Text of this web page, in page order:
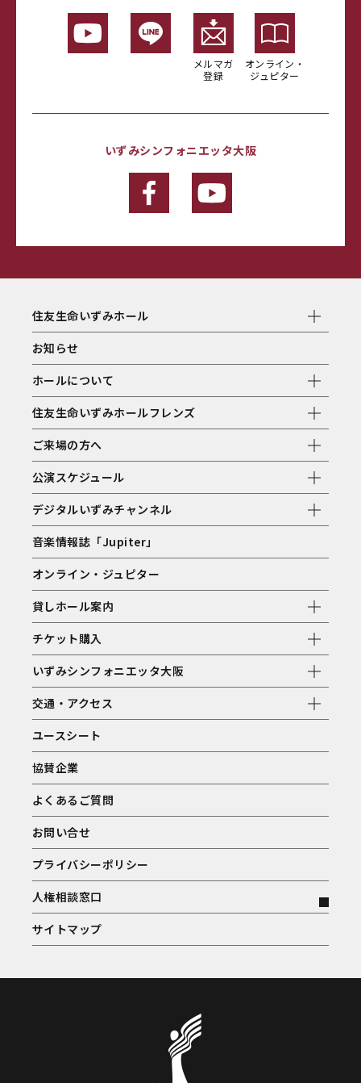
メルマガ
登録
オンライン・
ジュピター
いずみシンフォニエッタ大阪
住友生命いずみホール
お知らせ
ホールについて
住友生命いずみホールフレンズ
ご来場の方へ
公演スケジュール
デジタルいずみチャンネル
音楽情報誌「Jupiter」
オンライン・ジュピター
貸しホール案内
チケット購入
いずみシンフォニエッタ大阪
交通・アクセス
ユースシート
協賛企業
よくあるご質問
お問い合せ
プライバシーポリシー
人権相談窓口
サイトマップ